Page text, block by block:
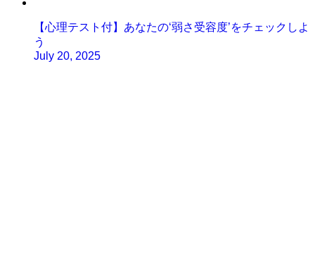
【心理テスト付】あなたの‘弱さ受容度’をチェックしよ
う
July 20, 2025